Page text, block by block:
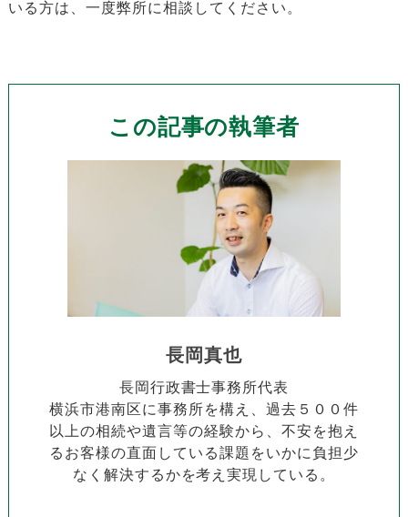
いる方は、一度弊所に相談してください。
この記事の執筆者
長岡真也
長岡行政書士事務所代表
横浜市港南区に事務所を構え、過去５００件
以上の相続や遺言等の経験から、不安を抱え
るお客様の直面している課題をいかに負担少
なく解決するかを考え実現している。